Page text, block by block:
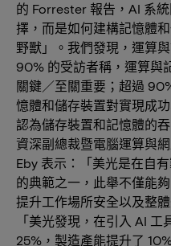
的 Forrester 報告，AI 系
擇，而是如何建構記憶體
野獸」。我們發現，運算
90% 的受訪者稱，運算與
關鍵／至關重要；超過
憶體和儲存裝置對實現成
認為儲存裝置和記憶體的
資深副總裁暨電腦運算與
Eby 表示：「美光是在自
的典範之一，此舉不僅能
提升工作場所安全以及整
「美光發現，在引入 AI
25%，製造產能提升了